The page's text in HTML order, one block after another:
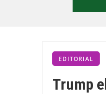
EDITORIAL
Trump